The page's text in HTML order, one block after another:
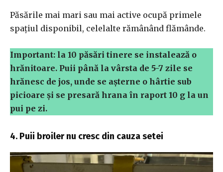
Păsările mai mari sau mai active ocupă primele
spațiul disponibil, celelalte rămânând flămânde.
Important: la 10 păsări tinere se instalează o
hrănitoare. Puii până la vârsta de 5-7 zile se
hrănesc de jos, unde se așterne o hârtie sub
picioare și se presară hrana în raport 10 g la un
pui pe zi.
4. Puii broiler nu cresc din cauza setei